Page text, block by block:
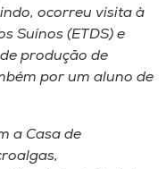
ocorreu visita à
Suínos (ETDS) e
produção de
por um aluno de
a Casa de